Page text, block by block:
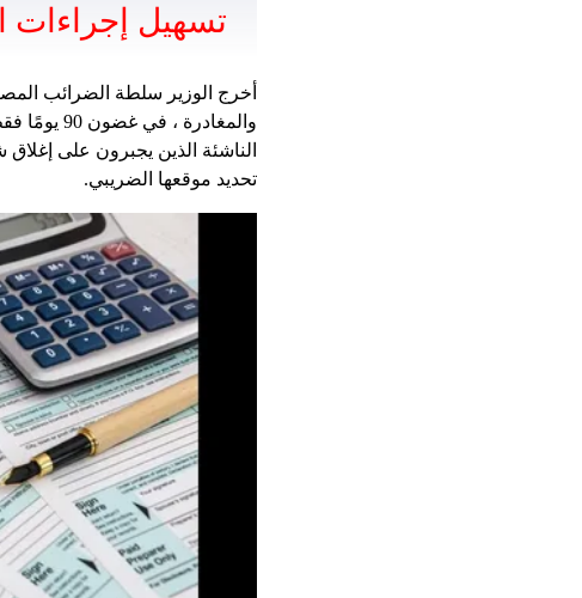
تسهيل
أخرج الوزير سلطة الضرائب
الناشئة الذين يجبرون على
تحديد موقعها الضريبي.